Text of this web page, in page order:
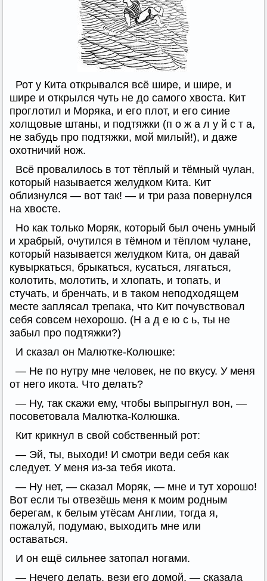
Рот у Кита открывался всё шире, и шире, и
шире и открылся чуть не до самого хвоста. Кит
проглотил и Моряка, и его плот, и его синие
холщовые штаны, и подтяжки (п о ж а л у й с т а,
не забудь про подтяжки, мой милый!), и даже
охотничий нож.
Всё провалилось в тот тёплый и тёмный чулан,
который называется желудком Кита. Кит
облизнулся — вот так! — и три раза повернулся
на хвосте.
Но как только Моряк, который был очень умный
и храбрый, очутился в тёмном и тёплом чулане,
который называется желудком Кита, он давай
кувыркаться, брыкаться, кусаться, лягаться,
колотить, молотить, и хлопать, и топать, и
стучать, и бренчать, и в таком неподходящем
месте заплясал трепака, что Кит почувствовал
себя совсем нехорошо. (Н а д е ю с ь, ты не
забыл про подтяжки?)
И сказал он Малютке-Колюшке:
— Не по нутру мне человек, не по вкусу. У меня
от него икота. Что делать?
— Ну, так скажи ему, чтобы выпрыгнул вон, —
посоветовала Малютка-Колюшка.
Кит крикнул в свой собственный рот:
— Эй, ты, выходи! И смотри веди себя как
следует. У меня из-за тебя икота.
— Ну нет, — сказал Моряк, — мне и тут хорошо!
Вот если ты отвезёшь меня к моим родным
берегам, к белым утёсам Англии, тогда я,
пожалуй, подумаю, выходить мне или
оставаться.
И он ещё сильнее затопал ногами.
— Нечего делать, вези его домой, — сказала